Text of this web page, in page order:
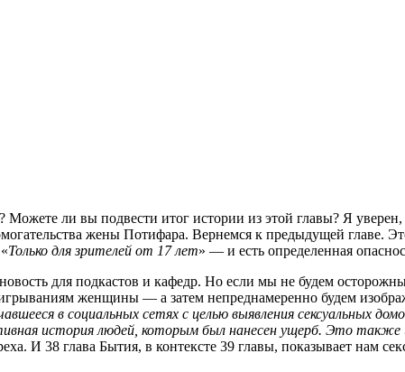
ли вы подвести итог истории из этой главы? Я
жены Потифара. Вернемся к предыдущей главе.
Только для зрителей от 17 лет» — и есть определенная
для подкастов и кафедр. Но если мы не будем
женщины — а затем непреднамеренно будем
в социальных сетях с целью выявления сексуальных
история людей, которым был нанесен ущерб. Это
И 38 глава Бытия, в контексте 39 главы, показывает